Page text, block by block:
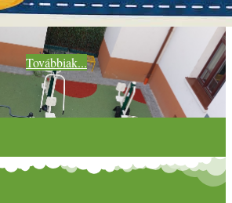
Továbbiak...